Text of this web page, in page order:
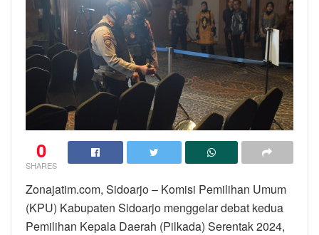
0
SHARES
Zonajatim.com, Sidoarjo – Komisi Pemilihan Umum
(KPU) Kabupaten Sidoarjo menggelar debat kedua
Pemilihan Kepala Daerah (Pilkada) Serentak 2024,